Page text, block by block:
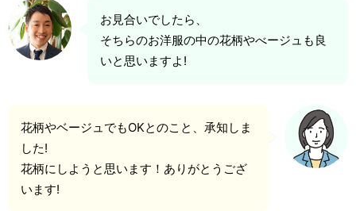
お見合いでしたら、
そちらのお洋服の中の花柄やべージュも良
いと思いますよ!
花柄やベージュでもOKとのこと、承知しま
した!
花柄にしようと思います！ありがとうござ
います!